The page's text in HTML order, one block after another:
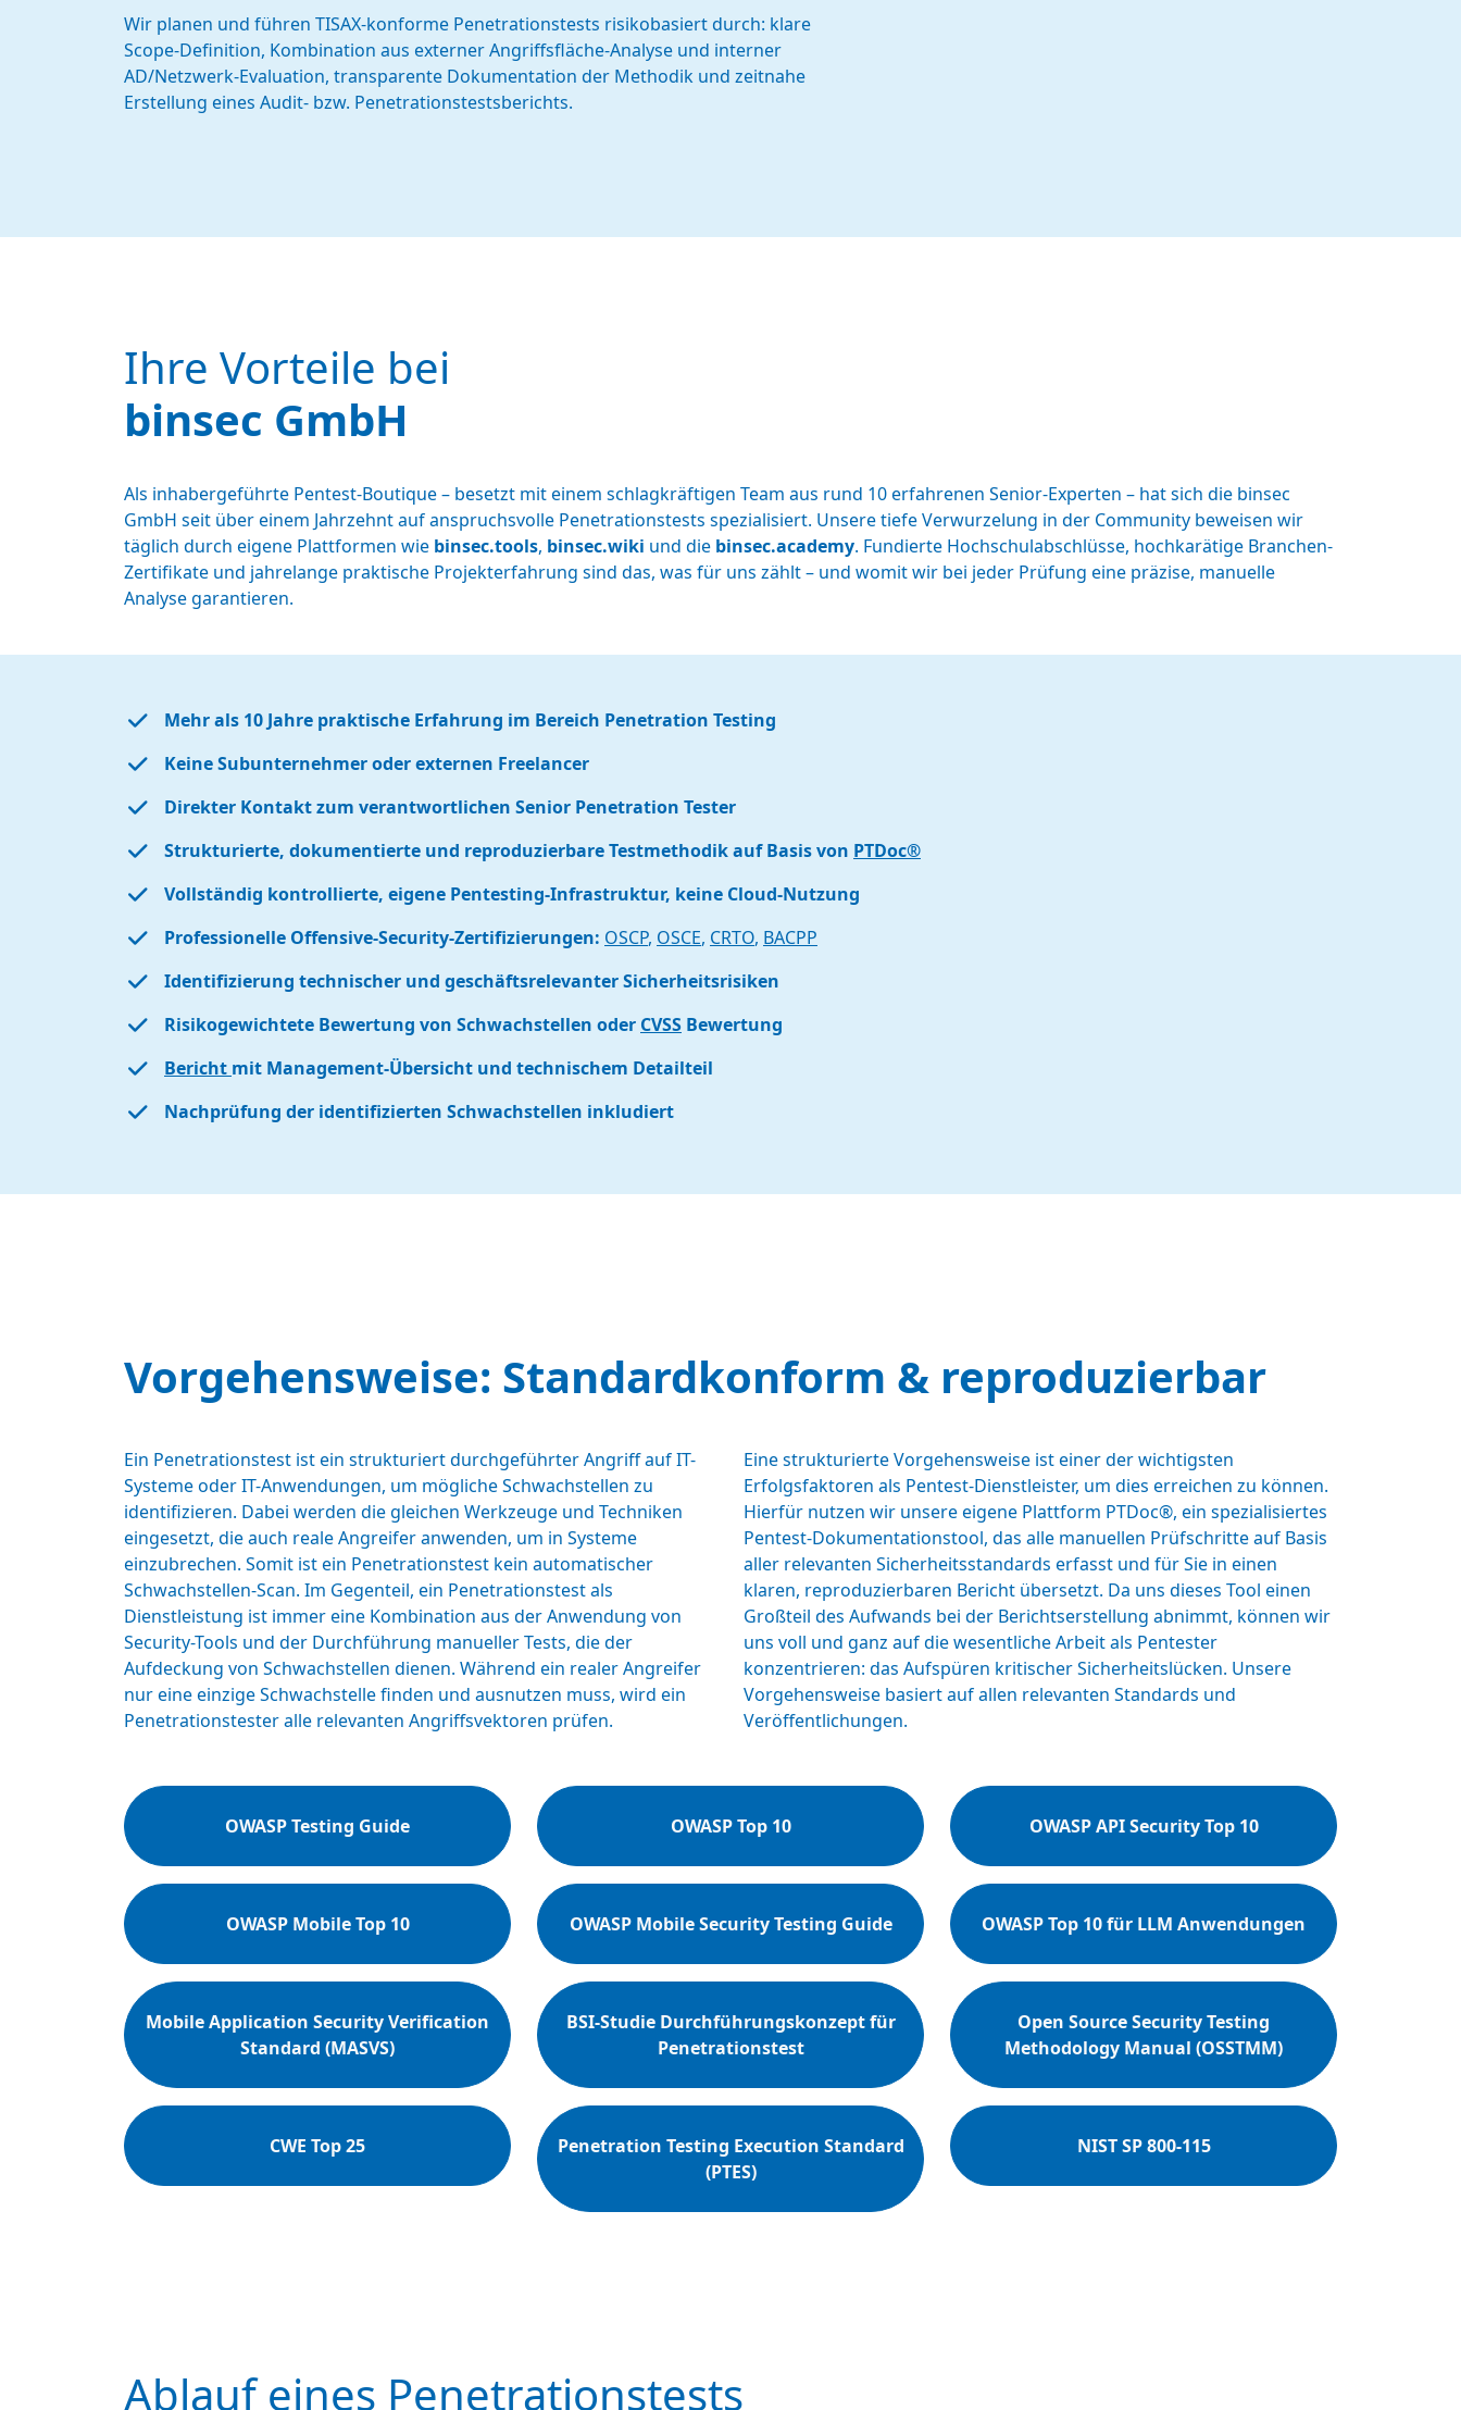
Wir planen und führen TISAX-konforme Penetrationstests risikobasiert durch: klare
Scope-Definition, Kombination aus externer Angriffsfläche-Analyse und interner
AD/Netzwerk-Evaluation, transparente Dokumentation der Methodik und zeitnahe
Erstellung eines Audit- bzw. Penetrationstestsberichts.
Ihre Vorteile bei
binsec GmbH
Als inhabergeführte Pentest-Boutique – besetzt mit einem schlagkräftigen Team aus rund 10 erfahrenen Senior-Experten – hat sich die binsec
GmbH seit über einem Jahrzehnt auf anspruchsvolle Penetrationstests spezialisiert. Unsere tiefe Verwurzelung in der Community beweisen wir
täglich durch eigene Plattformen wie binsec.tools, binsec.wiki und die binsec.academy. Fundierte Hochschulabschlüsse, hochkarätige Branchen-
Zertifikate und jahrelange praktische Projekterfahrung sind das, was für uns zählt – und womit wir bei jeder Prüfung eine präzise, manuelle
Analyse garantieren.
Mehr als 10 Jahre praktische Erfahrung im Bereich Penetration Testing
Keine Subunternehmer oder externen Freelancer
Direkter Kontakt zum verantwortlichen Senior Penetration Tester
Strukturierte, dokumentierte und reproduzierbare Testmethodik auf Basis von PTDoc®
Vollständig kontrollierte, eigene Pentesting-Infrastruktur, keine Cloud-Nutzung
Professionelle Offensive-Security-Zertifizierungen: OSCP, OSCE, CRTO, BACPP
Identifizierung technischer und geschäftsrelevanter Sicherheitsrisiken
Risikogewichtete Bewertung von Schwachstellen oder CVSS Bewertung
Bericht mit Management-Übersicht und technischem Detailteil
Nachprüfung der identifizierten Schwachstellen inkludiert
Vorgehensweise: Standardkonform & reproduzierbar
Ein Penetrationstest ist ein strukturiert durchgeführter Angriff auf IT-
Systeme oder IT-Anwendungen, um mögliche Schwachstellen zu
identifizieren. Dabei werden die gleichen Werkzeuge und Techniken
eingesetzt, die auch reale Angreifer anwenden, um in Systeme
einzubrechen. Somit ist ein Penetrationstest kein automatischer
Schwachstellen-Scan. Im Gegenteil, ein Penetrationstest als
Dienstleistung ist immer eine Kombination aus der Anwendung von
Security-Tools und der Durchführung manueller Tests, die der
Aufdeckung von Schwachstellen dienen. Während ein realer Angreifer
nur eine einzige Schwachstelle finden und ausnutzen muss, wird ein
Penetrationstester alle relevanten Angriffsvektoren prüfen.
Eine strukturierte Vorgehensweise ist einer der wichtigsten
Erfolgsfaktoren als Pentest-Dienstleister, um dies erreichen zu können.
Hierfür nutzen wir unsere eigene Plattform PTDoc®, ein spezialisiertes
Pentest-Dokumentationstool, das alle manuellen Prüfschritte auf Basis
aller relevanten Sicherheitsstandards erfasst und für Sie in einen
klaren, reproduzierbaren Bericht übersetzt. Da uns dieses Tool einen
Großteil des Aufwands bei der Berichtserstellung abnimmt, können wir
uns voll und ganz auf die wesentliche Arbeit als Pentester
konzentrieren: das Aufspüren kritischer Sicherheitslücken. Unsere
Vorgehensweise basiert auf allen relevanten Standards und
Veröffentlichungen.
OWASP Testing Guide OWASP Top 10 OWASP API Security Top 10
OWASP Mobile Top 10 OWASP Mobile Security Testing Guide OWASP Top 10 für LLM Anwendungen
Mobile Application Security Verification
Standard (MASVS)
BSI-Studie Durchführungskonzept für
Penetrationstest
Open Source Security Testing
Methodology Manual (OSSTMM)
CWE Top 25
Penetration Testing Execution Standard
(PTES)
NIST SP 800-115
Ablauf eines Penetrationstests